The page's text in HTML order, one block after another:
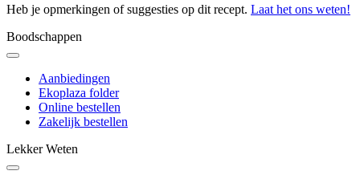
Heb je opmerkingen of suggesties op dit recept. Laat het ons weten!
Boodschappen
Aanbiedingen
Ekoplaza folder
Online bestellen
Zakelijk bestellen
Lekker Weten